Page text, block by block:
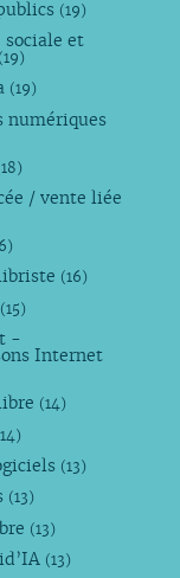
(19)
sociale et
(19)
(19)
numériques
/ vente liée
(16)
(15)
-
Internet
(14)
(13)
(13)
(13)
(13)